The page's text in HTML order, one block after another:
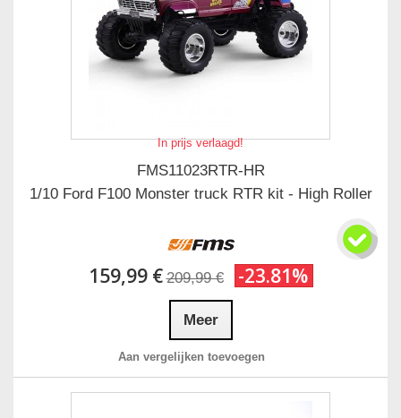
In prijs verlaagd!
FMS11023RTR-HR
1/10 Ford F100 Monster truck RTR kit - High Roller
159,99 € 209,99 € -23.81%
Meer
Aan vergelijken toevoegen